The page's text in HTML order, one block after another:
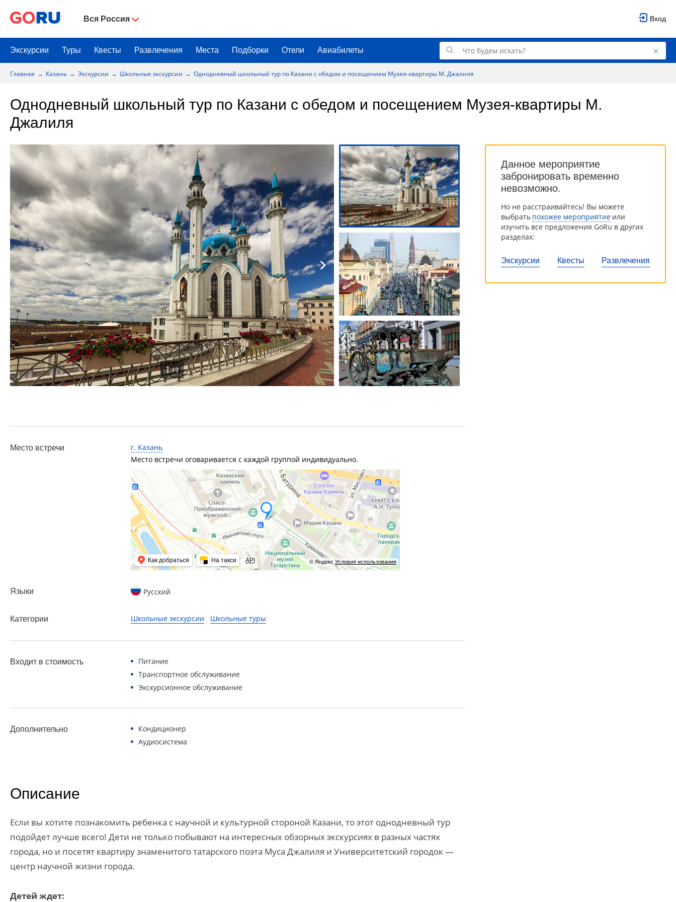
Вся Россия Вход
Экскурсии Туры Квесты Развлечения Места Подборки Отели Авиабилеты
Главная Казань Экскурсии Школьные экскурсии Однодневный школьный тур по Казани с обедом и посещением Музея-квартиры М. Джалиля
Данное мероприятие
забронировать временно
невозможно.
Но не расстраивайтесь! Вы можете
выбрать похожее мероприятие или
изучить все предложения GoRu в других
разделах:
Экскурсии Квесты Развлечения
Однодневный школьный тур по Казани с обедом и посещением Музея-квартиры М.
Джалиля
1 / 7
Место встречи
г. Казань
Место встречи оговаривается с каждой группой индивидуально.
© Яндекс Условия использования
Как добраться На такси API
Языки Русский
Категории Школьные экскурсии Школьные туры
Входит в стоимость
Питание
Транспортное обслуживание
Экскурсионное обслуживание
Дополнительно
Кондиционер
Аудиосистема
Описание
Если вы хотите познакомить ребенка с научной и культурной стороной Казани, то этот однодневный тур
подойдет лучше всего! Дети не только побывают на интересных обзорных экскурсиях в разных частях
города, но и посетят квартиру знаменитого татарского поэта Муса Джалиля и Университетский городок —
центр научной жизни города.
Детей ждет: